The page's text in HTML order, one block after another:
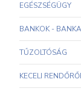
EGÉSZSÉGÜGY
BANKOK -
TŰZOLTÓSÁG
KECELI